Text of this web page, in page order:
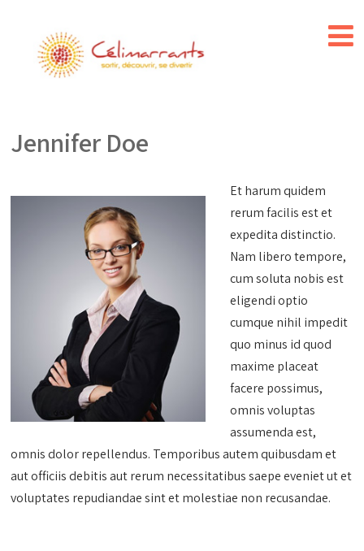
Jennifer Doe
Et harum quidem
rerum facilis est et
expedita distinctio.
Nam libero tempore,
cum soluta nobis est
eligendi optio
cumque nihil impedit
quo minus id quod
maxime placeat
facere possimus,
omnis voluptas
assumenda est,
omnis dolor repellendus. Temporibus autem quibusdam et
aut officiis debitis aut rerum necessitatibus saepe eveniet ut et
voluptates repudiandae sint et molestiae non recusandae.